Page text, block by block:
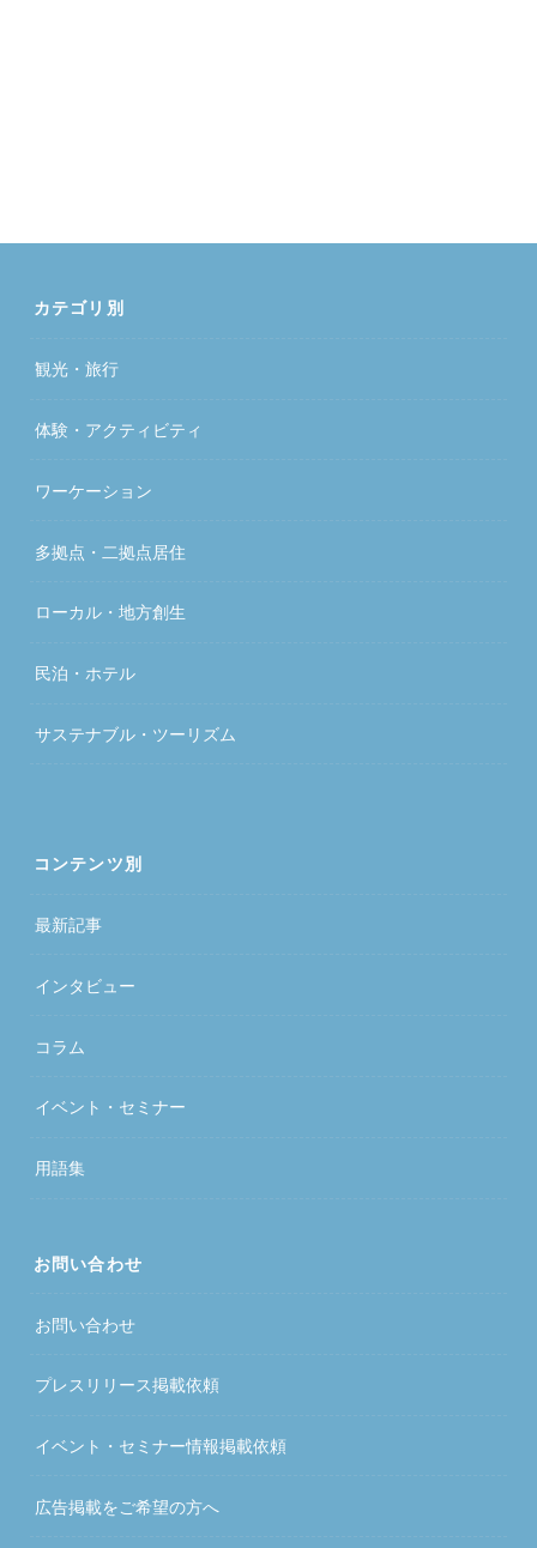
カテゴリ別
観光・旅行
体験・アクティビティ
ワーケーション
多拠点・二拠点居住
ローカル・地方創生
民泊・ホテル
サステナブル・ツーリズム
コンテンツ別
最新記事
インタビュー
コラム
イベント・セミナー
用語集
お問い合わせ
お問い合わせ
プレスリリース掲載依頼
イベント・セミナー情報掲載依頼
広告掲載をご希望の方へ